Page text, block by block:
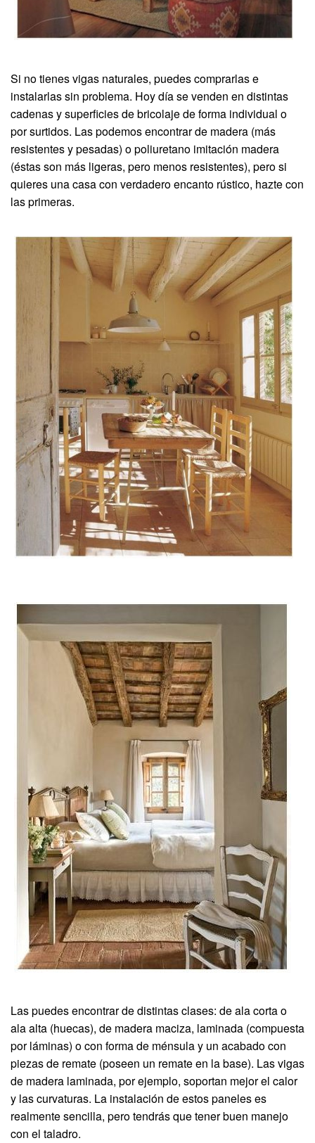
Si no tienes vigas naturales, puedes comprarlas e
instalarlas sin problema. Hoy día se venden en distintas
cadenas y superficies de bricolaje de forma individual o
por surtidos. Las podemos encontrar de madera (más
resistentes y pesadas) o poliuretano imitación madera
(éstas son más ligeras, pero menos resistentes), pero si
quieres una casa con verdadero encanto rústico, hazte con
las primeras.
Las puedes encontrar de distintas clases: de ala corta o
ala alta (huecas), de madera maciza, laminada (compuesta
por láminas) o con forma de ménsula y un acabado con
piezas de remate (poseen un remate en la base). Las vigas
de madera laminada, por ejemplo, soportan mejor el calor
y las curvaturas. La instalación de estos paneles es
realmente sencilla, pero tendrás que tener buen manejo
con el taladro.